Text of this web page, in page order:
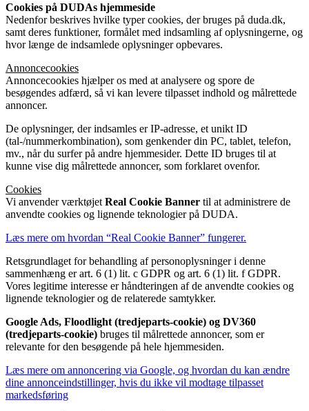
Cookies på DUDAs hjemmeside
Nedenfor beskrives hvilke typer cookies, der bruges på duda.dk,
samt deres funktioner, formålet med indsamling af oplysningerne, og
hvor længe de indsamlede oplysninger opbevares.
Annoncecookies
Annoncecookies hjælper os med at analysere og spore de
besøgendes adfærd, så vi kan levere tilpasset indhold og målrettede
annoncer.
De oplysninger, der indsamles er IP-adresse, et unikt ID
(tal-/nummerkombination), som genkender din PC, tablet, telefon,
mv., når du surfer på andre hjemmesider. Dette ID bruges til at
kunne vise dig målrettede annoncer, som forklaret ovenfor.
Cookies
Vi anvender værktøjet Real Cookie Banner til at administrere de
anvendte cookies og lignende teknologier på DUDA.
Læs mere om hvordan “Real Cookie Banner” fungerer.
Retsgrundlaget for behandling af personoplysninger i denne
sammenhæng er art. 6 (1) lit. c GDPR og art. 6 (1) lit. f GDPR.
Vores legitime interesse er håndteringen af ​​de anvendte cookies og
lignende teknologier og de relaterede samtykker.
Google Ads, Floodlight (tredjeparts-cookie) og DV360
(tredjeparts-cookie) bruges til målrettede annoncer, som er
relevante for den besøgende på hele hjemmesiden.
Læs mere om annoncering via Google, og hvordan du kan ændre
dine annonceindstillinger, hvis du ikke vil modtage tilpasset
markedsføring